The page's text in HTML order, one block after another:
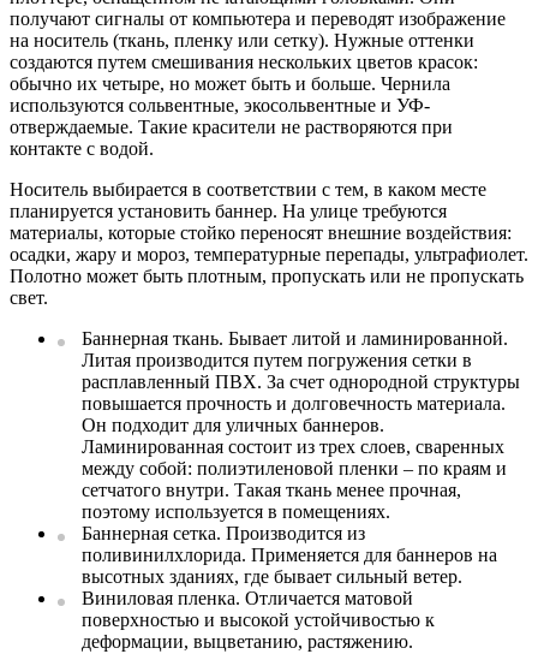
получают сигналы от компьютера и переводят изображение
на носитель (ткань, пленку или сетку). Нужные оттенки
создаются путем смешивания нескольких цветов красок:
обычно их четыре, но может быть и больше. Чернила
используются сольвентные, экосольвентные и УФ-
отверждаемые. Такие красители не растворяются при
контакте с водой.
Носитель выбирается в соответствии с тем, в каком месте
планируется установить баннер. На улице требуются
материалы, которые стойко переносят внешние воздействия:
осадки, жару и мороз, температурные перепады, ультрафиолет.
Полотно может быть плотным, пропускать или не пропускать
свет.
Баннерная ткань. Бывает литой и ламинированной.
Литая производится путем погружения сетки в
расплавленный ПВХ. За счет однородной структуры
повышается прочность и долговечность материала.
Он подходит для уличных баннеров.
Ламинированная состоит из трех слоев, сваренных
между собой: полиэтиленовой пленки – по краям и
сетчатого внутри. Такая ткань менее прочная,
поэтому используется в помещениях.
Баннерная сетка. Производится из
поливинилхлорида. Применяется для баннеров на
высотных зданиях, где бывает сильный ветер.
Виниловая пленка. Отличается матовой
поверхностью и высокой устойчивостью к
деформации, выцветанию, растяжению.